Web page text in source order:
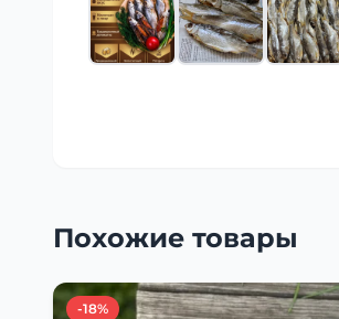
Похожие товары
-18%